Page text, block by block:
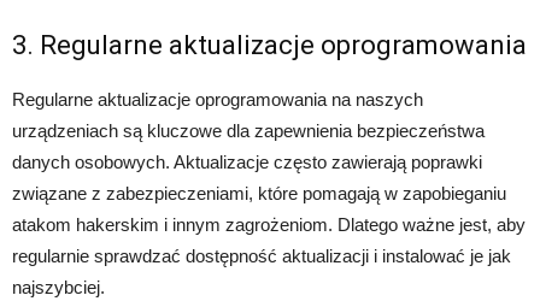
3. Regularne aktualizacje oprogramowania
Regularne aktualizacje oprogramowania na naszych
urządzeniach są kluczowe dla zapewnienia bezpieczeństwa
danych osobowych. Aktualizacje często zawierają poprawki
związane z zabezpieczeniami, które pomagają w zapobieganiu
atakom hakerskim i innym zagrożeniom. Dlatego ważne jest, aby
regularnie sprawdzać dostępność aktualizacji i instalować je jak
najszybciej.